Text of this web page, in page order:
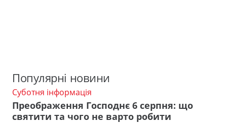
Популярні новини
Суботня інформація
Преображення Господнє 6 серпня: що
святити та чого не варто робити